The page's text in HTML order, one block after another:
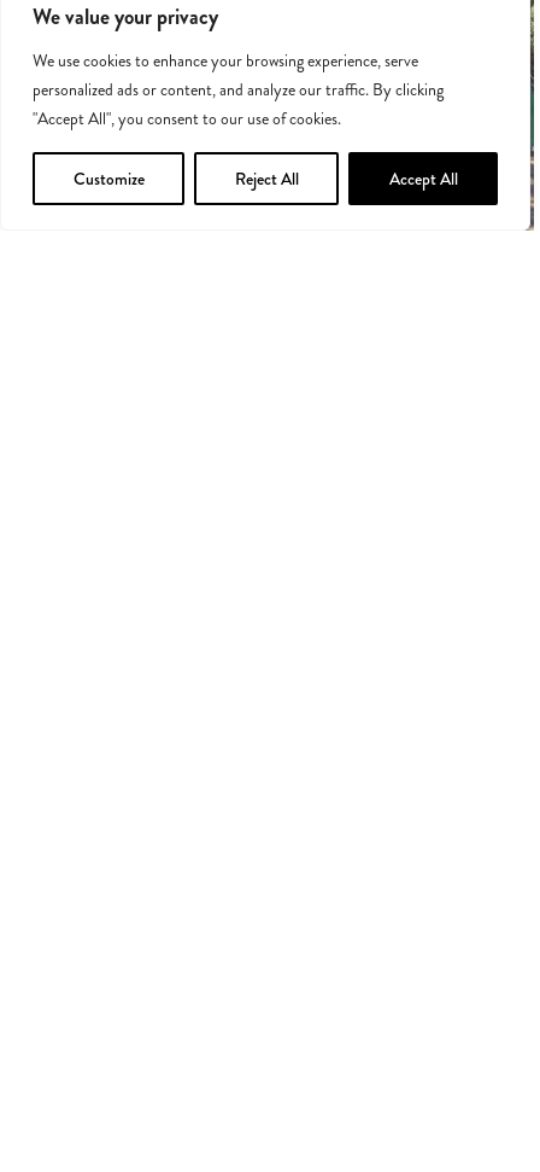
We value your privacy
We use cookies to enhance your browsing experience, serve
personalized ads or content, and analyze our traffic. By clicking
"Accept All", you consent to our use of cookies.
Customize Reject All Accept All
STAANPLAATSEN
STAANPLAATSEN